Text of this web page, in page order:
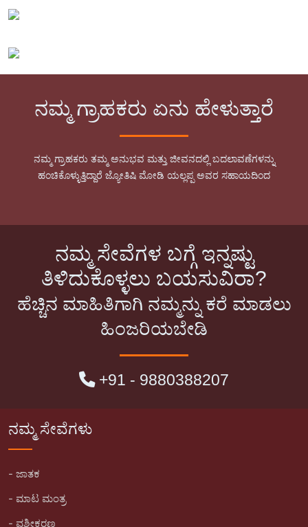
ನಮ್ಮ ಗ್ರಾಹಕರು ಏನು ಹೇಳುತ್ತಾರೆ
ನಮ್ಮ ಗ್ರಾಹಕರು ತಮ್ಮ ಅನುಭವ ಮತ್ತು ಜೀವನದಲ್ಲಿ ಬದಲಾವಣೆಗಳನ್ನು
ಹಂಚಿಕೊಳ್ಳುತ್ತಿದ್ದಾರೆ ಜ್ಯೋತಿಷಿ ಮೋಡಿ ಯಲ್ಲಪ್ಪ ಅವರ ಸಹಾಯದಿಂದ
ನಮ್ಮ ಸೇವೆಗಳ ಬಗ್ಗೆ ಇನ್ನಷ್ಟು
ತಿಳಿದುಕೊಳ್ಳಲು ಬಯಸುವಿರಾ?
ಹೆಚ್ಚಿನ ಮಾಹಿತಿಗಾಗಿ ನಮ್ಮನ್ನು ಕರೆ ಮಾಡಲು
ಹಿಂಜರಿಯಬೇಡಿ
+91 - 9880388207
ನಮ್ಮ ಸೇವೆಗಳು
- ಜಾತಕ
- ಮಾಟ ಮಂತ್ರ
- ವಶೀಕರಣ